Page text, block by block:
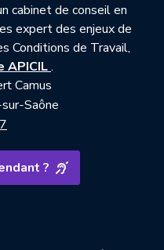
cabinet de conseil en
expert des enjeux de
Conditions de Travail,
APICIL— nouvelle fenêtre
.
Camus
Saône
?